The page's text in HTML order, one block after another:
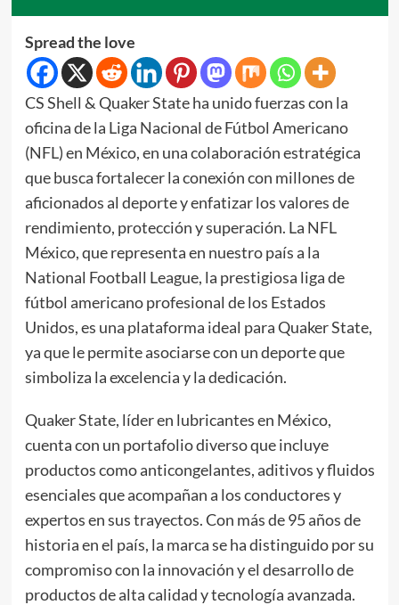
Spread the love
CS Shell & Quaker State ha unido fuerzas con la
oficina de la Liga Nacional de Fútbol Americano
(NFL) en México, en una colaboración estratégica
que busca fortalecer la conexión con millones de
aficionados al deporte y enfatizar los valores de
rendimiento, protección y superación. La NFL
México, que representa en nuestro país a la
National Football League, la prestigiosa liga de
fútbol americano profesional de los Estados
Unidos, es una plataforma ideal para Quaker State,
ya que le permite asociarse con un deporte que
simboliza la excelencia y la dedicación.
Quaker State, líder en lubricantes en México,
cuenta con un portafolio diverso que incluye
productos como anticongelantes, aditivos y fluidos
esenciales que acompañan a los conductores y
expertos en sus trayectos. Con más de 95 años de
historia en el país, la marca se ha distinguido por su
compromiso con la innovación y el desarrollo de
productos de alta calidad y tecnología avanzada.